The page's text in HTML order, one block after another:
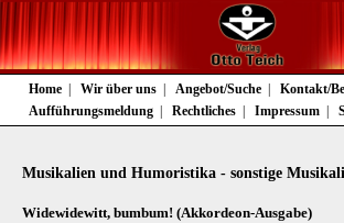
Navigation
überspringen
Home Wir über uns Angebot/Suche
Kontakt/
Aufführungsmeldung
Rechtliches Impressum
Musikalien und Humoristika - sonstige
Widewidewitt, bumbum! (Akkordeon-Ausgabe)